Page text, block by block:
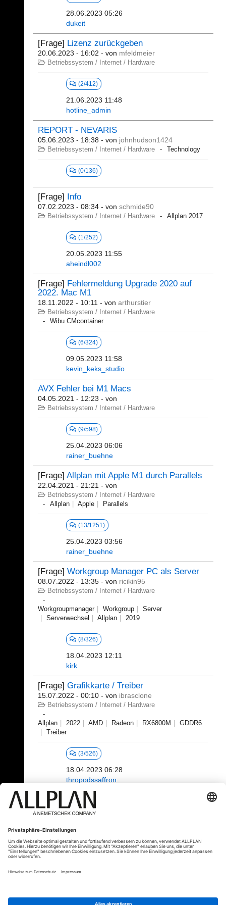
28.06.2023 05:26
dukeit
[Frage] Lizenz zurückgeben
20.06.2023 - 16:02 - von mfeldmeier
Betriebssystem / Internet / Hardware
(2/412)
21.06.2023 11:48
hotline_admin
REPORT - NEVARIS
05.06.2023 - 18:38 - von johnhudson1424
Betriebssystem / Internet / Hardware Technology
(0/136)
[Frage] Info
07.02.2023 - 08:34 - von schmide90
Betriebssystem / Internet / Hardware Allplan 2017
(1/252)
20.05.2023 11:55
aheindl002
[Frage] Fehlermeldung Upgrade 2020 auf
2022. Mac M1
18.11.2022 - 10:11 - von arthurstier
Betriebssystem / Internet / Hardware
Wibu CMcontainer
(6/324)
09.05.2023 11:58
kevin_keks_studio
AVX Fehler bei M1 Macs
04.05.2021 - 12:23 - von
Betriebssystem / Internet / Hardware
(9/598)
25.04.2023 06:06
rainer_buehne
[Frage] Allplan mit Apple M1 durch Parallels
22.04.2021 - 21:21 - von
Betriebssystem / Internet / Hardware
Allplan
Apple Parallels
(13/1251)
25.04.2023 03:56
rainer_buehne
[Frage] Workgroup Manager PC als Server
08.07.2022 - 13:35 - von ricikin95
Betriebssystem / Internet / Hardware
Workgroupmanager Workgroup
Server
Serverwechsel
Allplan 2019
(8/326)
18.04.2023 12:11
kirk
[Frage] Grafikkarte / Treiber
15.07.2022 - 00:10 - von ibrasclone
Betriebssystem / Internet / Hardware
Allplan 2022 AMD Radeon RX6800M
GDDR6
Treiber
(3/526)
18.04.2023 06:28
thropodssaffron
41 - 60 (391)